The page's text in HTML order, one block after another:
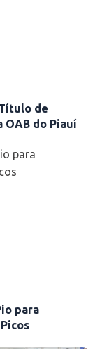
de
OAB do Piauí
para